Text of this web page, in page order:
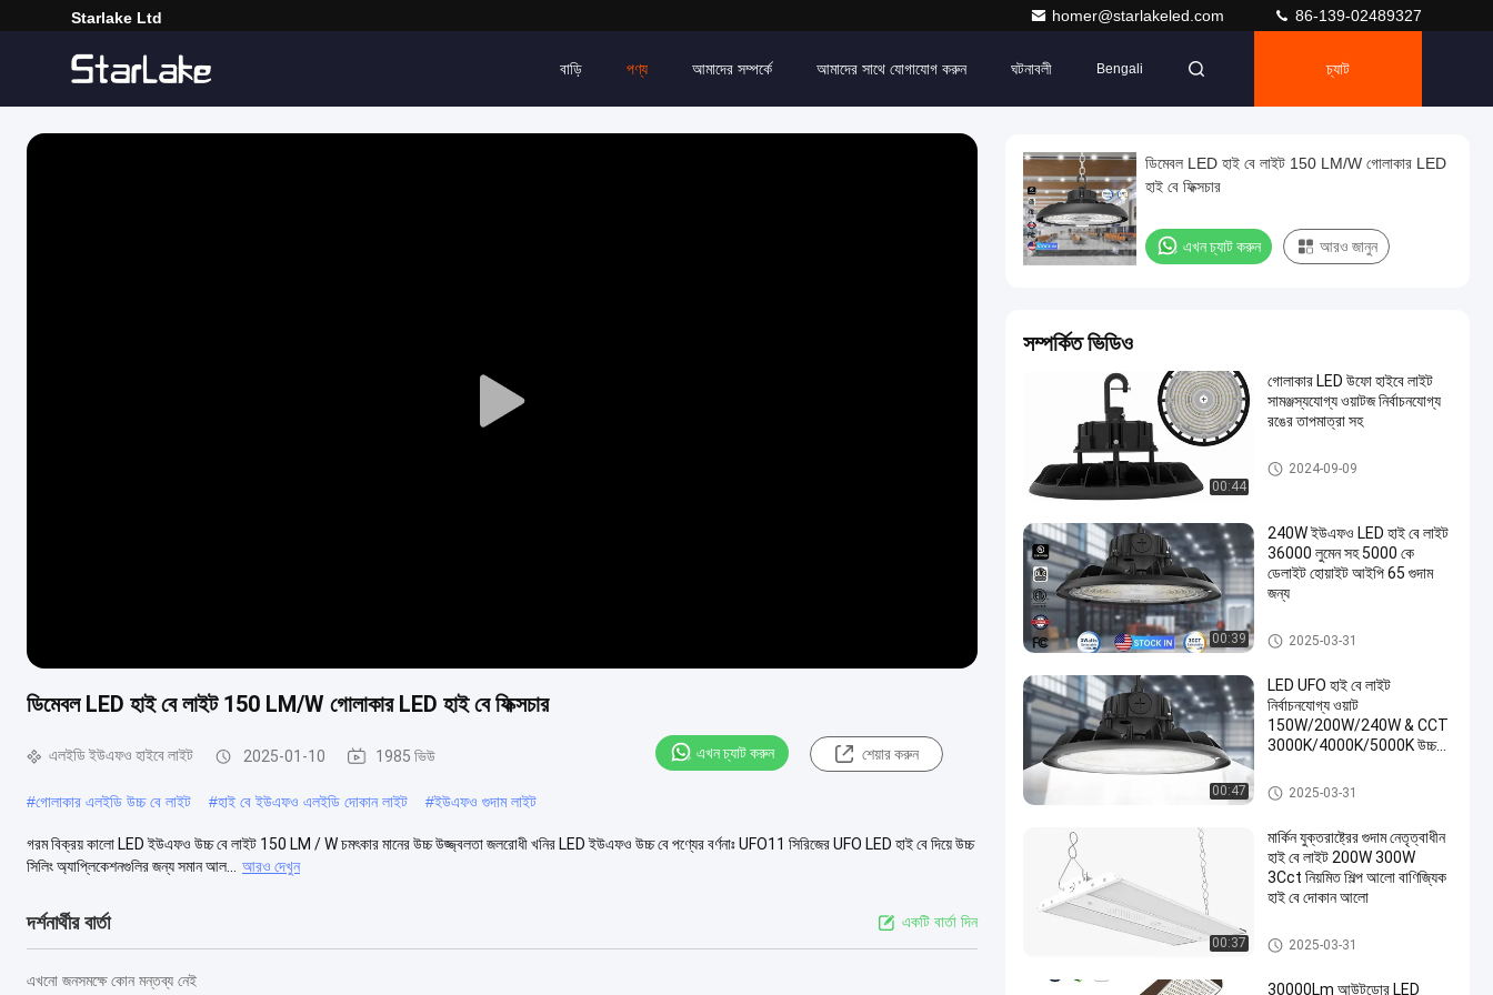
Starlake Ltd homer@starlakeled.com 86-139-02489327
বাড়ি পণ্য আমাদের সম্পর্কে আমাদের সাথে যোগাযোগ করুন ঘটনাবলী Bengali চ্যাট
Play
ডিমেবল LED হাই বে লাইট 150 LM/W গোলাকার LED হাই বে ফিক্সচার
এলইডি ইউএফও হাইবে লাইট 2025-01-10 1985 ভিউ এখন চ্যাট করুন শেয়ার করুন
#গোলাকার এলইডি উচ্চ বে লাইট #হাই বে ইউএফও এলইডি দোকান লাইট #ইউএফও গুদাম লাইট
গরম বিক্রয় কালো LED ইউএফও উচ্চ বে লাইট 150 LM / W চমৎকার মানের উচ্চ উজ্জ্বলতা জলরোধী খনির LED ইউএফও উচ্চ বে পণ্যের বর্ণনাঃ UFO11 সিরিজের UFO LED হাই বে দিয়ে উচ্চ
সিলিং অ্যাপ্লিকেশনগুলির জন্য সমান আল...
আরও দেখুন
দর্শনার্থীর বার্তা একটি বার্তা দিন
এখনো জনসমক্ষে কোন মন্তব্য নেই
ডিমেবল LED হাই বে লাইট 150 LM/W গোলাকার LED
হাই বে ফিক্সচার
এখন চ্যাট করুন আরও জানুন
সম্পর্কিত ভিডিও
00:44
গোলাকার LED উফো হাইবে লাইট
সামঞ্জস্যযোগ্য ওয়াটজ নির্বাচনযোগ্য
রঙের তাপমাত্রা সহ
এলইডি ইউএফও হাইবে লাইট
2024-09-09
00:39
240W ইউএফও LED হাই বে লাইট
36000 লুমেন সহ 5000 কে
ডেলাইট হোয়াইট আইপি 65 গুদাম
জন্য
এলইডি ইউএফও হাইবে লাইট
2025-03-31
00:47
LED UFO হাই বে লাইট
নির্বাচনযোগ্য ওয়াট
150W/200W/240W & CCT
3000K/4000K/5000K উচ্চ
এলইডি ইউএফও হাইবে লাইট
2025-03-31
00:37
মার্কিন যুক্তরাষ্ট্রের গুদাম নেতৃত্বাধীন
হাই বে লাইট 200W 300W
3Cct নিয়মিত শিল্প আলো বাণিজ্যিক
হাই বে দোকান আলো
LED লিনিয়ার হাইবে লাইট
2025-03-31
30000Lm আউটডোর LED